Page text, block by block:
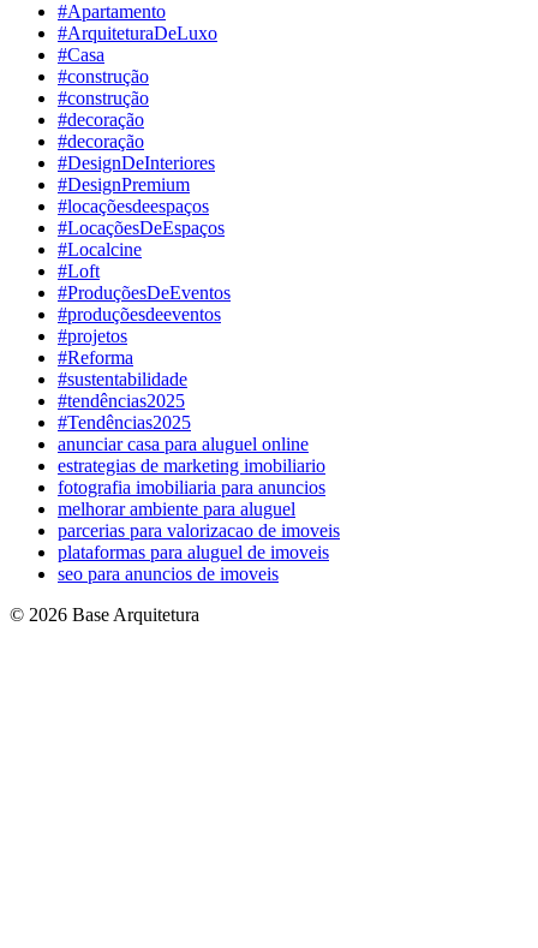
#Apartamento
#ArquiteturaDeLuxo
#Casa
#construção
#construção
#decoração
#decoração
#DesignDeInteriores
#DesignPremium
#locaçõesdeespaços
#LocaçõesDeEspaços
#Localcine
#Loft
#ProduçõesDeEventos
#produçõesdeeventos
#projetos
#Reforma
#sustentabilidade
#tendências2025
#Tendências2025
anunciar casa para aluguel online
estrategias de marketing imobiliario
fotografia imobiliaria para anuncios
melhorar ambiente para aluguel
parcerias para valorizacao de imoveis
plataformas para aluguel de imoveis
seo para anuncios de imoveis
© 2026 Base Arquitetura